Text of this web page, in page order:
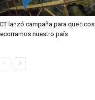
lanzó campaña para que ticos
nuestro país